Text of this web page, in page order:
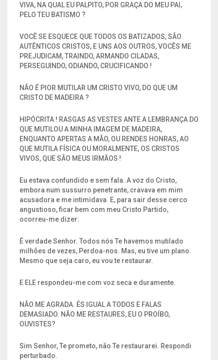
VIVA, NA QUAL EU PALPITO, POR GRAÇA DO MEU PAI,
PELO TEU BATISMO ?
VOCÊ SE ESQUECE QUE TODOS OS BATIZADOS, SÃO
AUTÊNTICOS CRISTOS, E UNS AOS OUTROS, VOCÊS ME
PREJUDICAM, TRAINDO, ARMANDO CILADAS,
PERSEGUINDO, ODIANDO, CRUCIFICANDO !
NÃO É PIOR MUTILAR UM CRISTO VIVO, DO QUE UM
CRISTO DE MADEIRA ?
HIPÓCRITA ! RASGAS AS VESTES ANTE A LEMBRANÇA DO
QUE MUTILOU A MINHA IMAGEM DE MADEIRA,
ENQUANTO APERTAS A MÃO, OU RENDES HONRAS, AO
QUE MUTILA FÍSICA OU MORALMENTE, OS CRISTOS
VIVOS, QUE SÃO MEUS IRMÃOS !
Eu estava confundido e sem fala. A voz do Cristo,
embora num sussurro penetrante, cravava em mim
acusadora e me intimidava. E, para sair desse cerco
angustioso, ficar bem com meu Cristo Partido,
ocorreu-me dizer:
É verdade Senhor. Todos nós Te havemos mutilado
milhões de vezes, Perdoa-nos. Mas, eu tive um plano.
Mesmo que seja caro, eu vou te restaurar.
E ELE respondeu-me com voz seca e duramente.
NÃO ME AGRADA. ÉS IGUAL A TODOS E FALAS
DEMASIADO. NÃO ME RESTAURES, EU O PROÍBO,
OUVISTES?
Sim Senhor, Te prometo, não Te restaurarei. Respondi
perturbado.